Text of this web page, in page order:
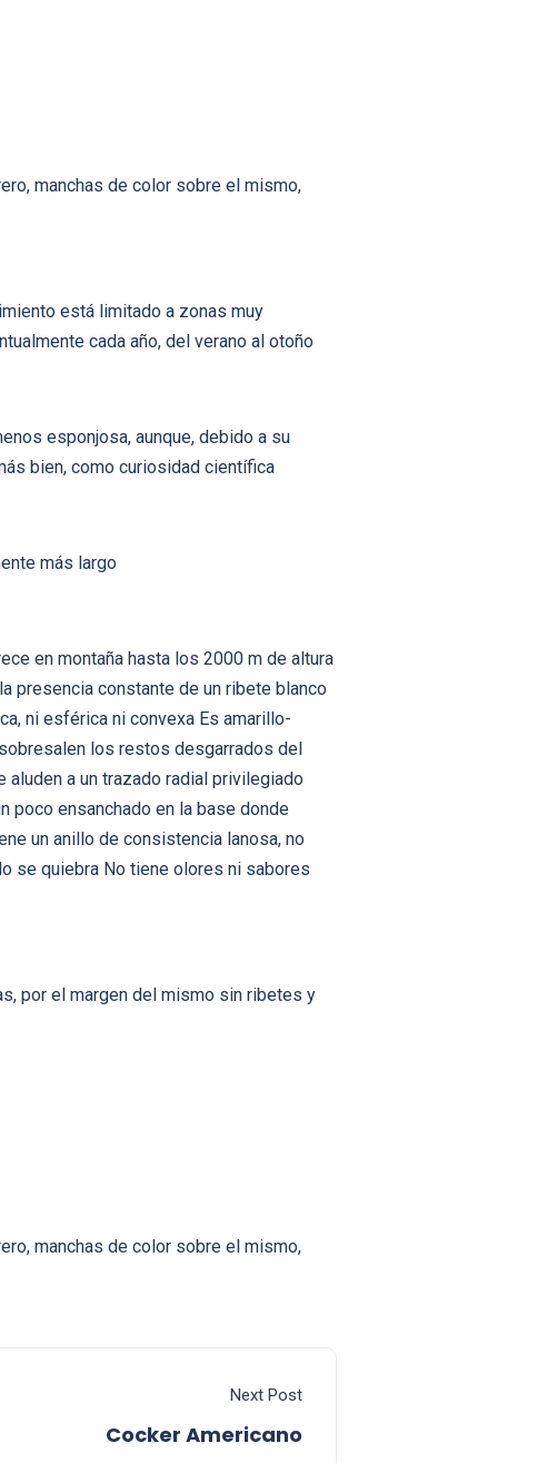
manchas de color sobre el mismo,
está limitado a zonas muy
cada año, del verano al otoño
esponjosa, aunque, debido a su
bien, como curiosidad científica
más largo
en montaña hasta los 2000 m de altura
presencia constante de un ribete blanco
ni esférica ni convexa Es amarillo-
los restos desgarrados del
a un trazado radial privilegiado
poco ensanchado en la base donde
un anillo de consistencia lanosa, no
se quiebra No tiene olores ni sabores
por el margen del mismo sin ribetes y
manchas de color sobre el mismo,
Next Post
Cocker Americano